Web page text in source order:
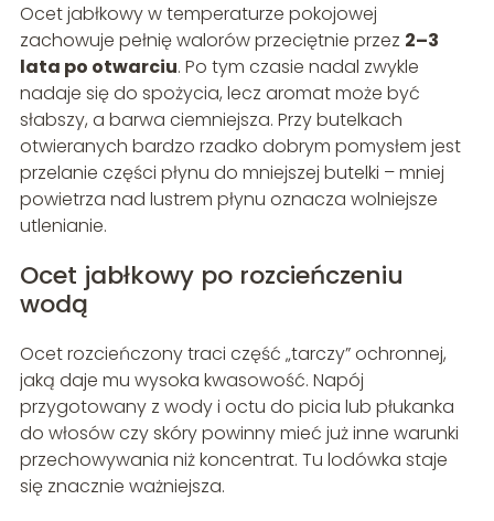
Ocet jabłkowy w temperaturze pokojowej
zachowuje pełnię walorów przeciętnie przez 2–3
lata po otwarciu. Po tym czasie nadal zwykle
nadaje się do spożycia, lecz aromat może być
słabszy, a barwa ciemniejsza. Przy butelkach
otwieranych bardzo rzadko dobrym pomysłem jest
przelanie części płynu do mniejszej butelki – mniej
powietrza nad lustrem płynu oznacza wolniejsze
utlenianie.
Ocet jabłkowy po rozcieńczeniu
wodą
Ocet rozcieńczony traci część „tarczy” ochronnej,
jaką daje mu wysoka kwasowość. Napój
przygotowany z wody i octu do picia lub płukanka
do włosów czy skóry powinny mieć już inne warunki
przechowywania niż koncentrat. Tu lodówka staje
się znacznie ważniejsza.